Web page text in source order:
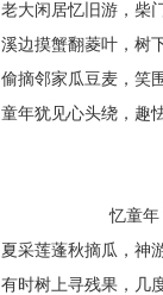
老大闲居忆旧游，柴
溪边摸蟹翻菱叶，树
偷摘邻家瓜豆麦，笑
童年犹见心头绕，趣
忆童年
夏采莲蓬秋摘瓜，神
有时树上寻残果，几